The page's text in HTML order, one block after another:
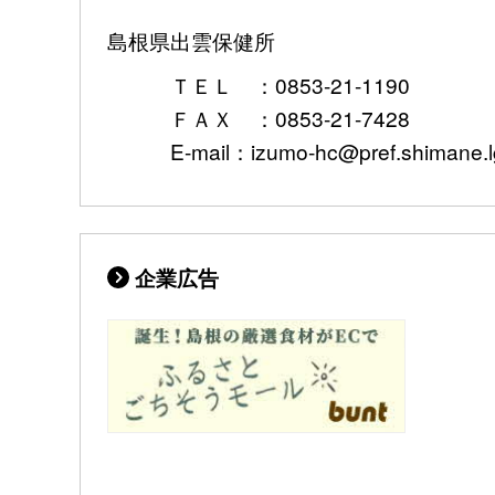
島根県出雲保健所
ＴＥＬ ：0853-21-1190
ＦＡＸ ：0853-21-7428
E-mail：izumo-
企業広告